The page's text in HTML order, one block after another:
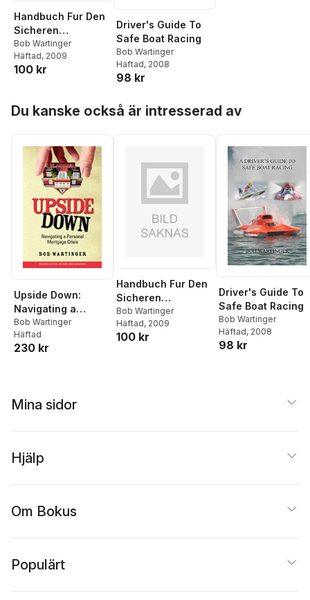
Handbuch Fur Den
Sicheren
Motorbootsport
Bob Wartinger
Häftad, 2009
100 kr
Driver's Guide To
Safe Boat Racing
Bob Wartinger
Häftad, 2008
98 kr
Du kanske också är intresserad av
Upside Down:
Navigating a
Personal Mortgage
Crisis
Bob Wartinger
Häftad
230 kr
Handbuch Fur Den
Sicheren
Motorbootsport
Bob Wartinger
Häftad, 2009
100 kr
Driver's Guide To
Safe Boat Racing
Bob Wartinger
Häftad, 2008
98 kr
Mina sidor
Hjälp
Om Bokus
Populärt